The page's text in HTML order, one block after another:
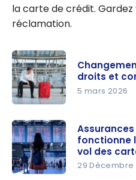
la carte de crédit. Gardez
réclamation.
nt
d’horaire
de vol : vos
droits et
droits et
5 mars 2026
fonctionne
vol des
29 Décembre